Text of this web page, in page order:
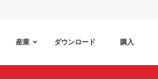
産業 ダウンロード 購入